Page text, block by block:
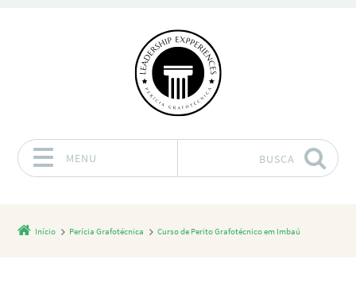
MENU BUSCA
Início Perícia Grafotécnica Curso de Perito Grafotécnico em Imbaú